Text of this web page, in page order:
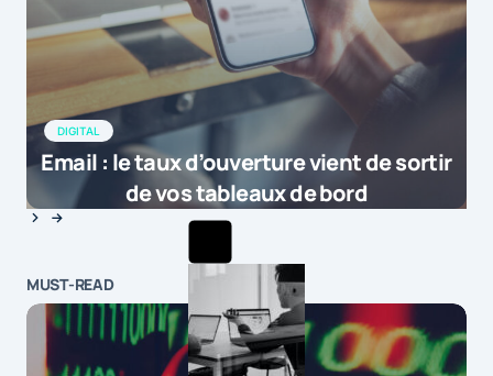
DIGITAL
Email : le taux d’ouverture vient de sortir
de vos tableaux de bord
MUST-READ